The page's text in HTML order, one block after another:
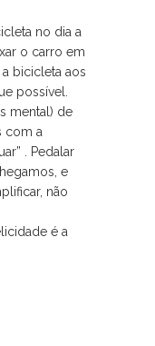
no dia a
o carro em
bicicleta aos
possível.
mental) de
com a
. Pedalar
e
não
é a